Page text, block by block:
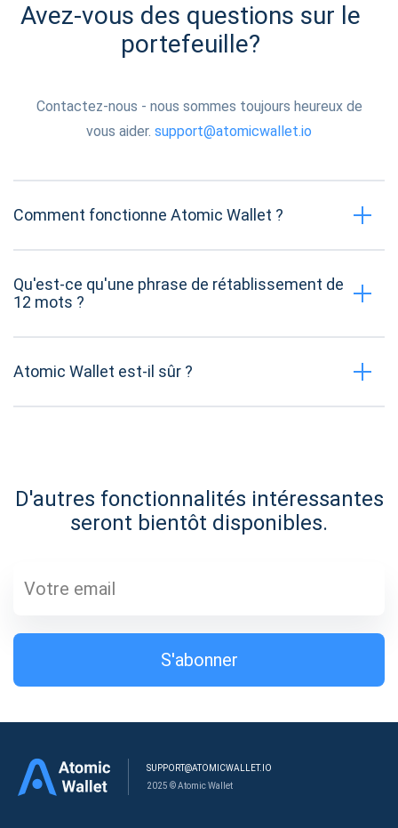
Avez-vous des questions sur le
portefeuille?
Contactez-nous - nous sommes toujours heureux de
vous aider. support@atomicwallet.io
Comment fonctionne Atomic Wallet ?
Qu'est-ce qu'une phrase de rétablissement de
12 mots ?
Atomic Wallet est-il sûr ?
D'autres fonctionnalités intéressantes
seront bientôt disponibles.
S'abonner
SUPPORT@ATOMICWALLET.IO
2025 © Atomic Wallet